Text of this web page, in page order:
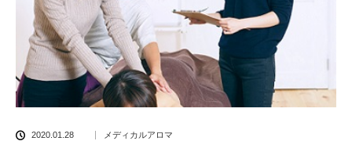
2020.01.28 メディカルアロマ